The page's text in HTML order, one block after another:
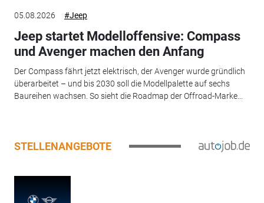
05.08.2026 #Jeep
Jeep startet Modelloffensive: Compass
und Avenger machen den Anfang
Der Compass fährt jetzt elektrisch, der Avenger wurde gründlich
überarbeitet – und bis 2030 soll die Modellpalette auf sechs
Baureihen wachsen. So sieht die Roadmap der Offroad-Marke...
STELLENANGEBOTE